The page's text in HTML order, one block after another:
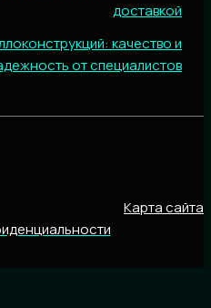
доставкой
качество и
от специалистов
Карта сайта